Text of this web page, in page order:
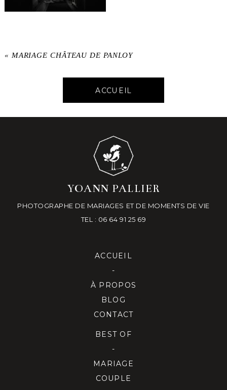
« MARIAGE CHÂTEAU DE PANLOY
ACCUEIL
YOANN PALLIER
PHOTOGRAPHE DE MARIAGES ET DE MOMENTS DE VIE
TEL : 06 64 91 25 69
ACCUEIL
-
À PROPOS
BLOG
CONTACT
BEST OF
-
MARIAGE
COUPLE